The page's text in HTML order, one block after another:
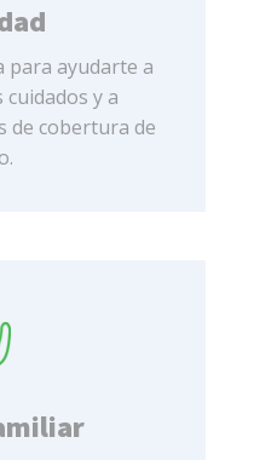
para ayudarte a
y a
de cobertura de